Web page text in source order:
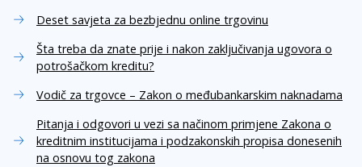
Deset savjeta za bezbjednu online trgovinu
Šta treba da znate prije i nakon zaključivanja ugovora o
potrošačkom kreditu?
Vodič za trgovce – Zakon o međubankarskim naknadama
Pitanja i odgovori u vezi sa načinom primjene Zakona o
kreditnim institucijama i podzakonskih propisa donesenih
na osnovu tog zakona